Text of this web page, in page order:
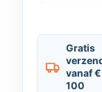
Gratis
vanaf €
100